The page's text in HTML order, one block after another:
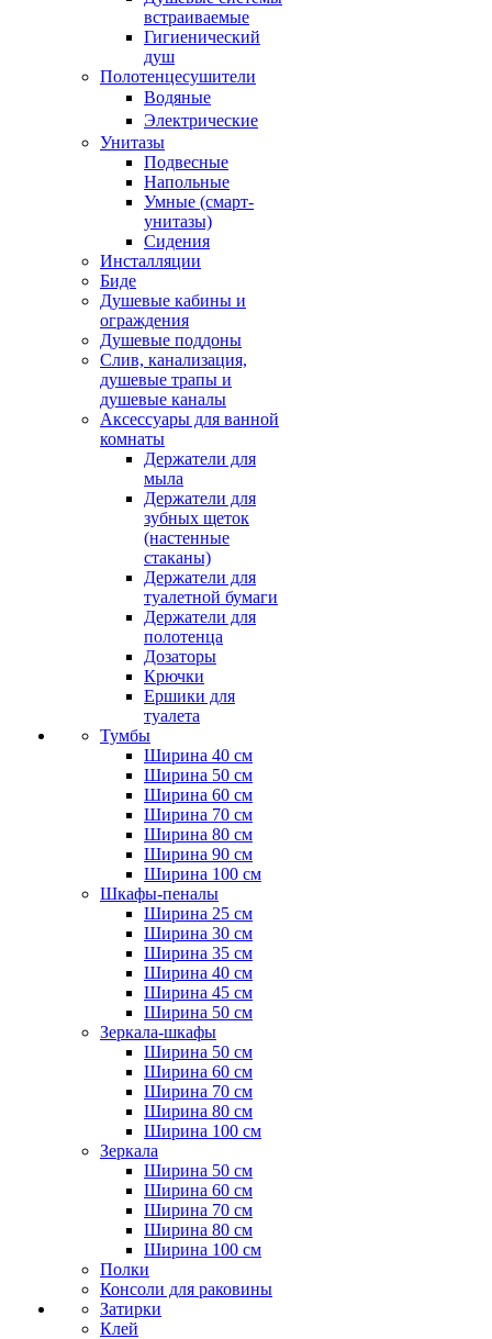
встраиваемые
Гигиенический
душ
Полотенцесушители
ㅤВодяные
ㅤЭлектрические
Унитазы
Подвесные
Напольные
Умные (смарт-
унитазы)
Сидения
Инсталляции
Биде
Душевые кабины и
ограждения
Душевые поддоны
Слив, канализация,
душевые трапы и
душевые каналы
Аксессуары для ванной
комнаты
Держатели для
мыла
Держатели для
зубных щеток
(настенные
стаканы)
Держатели для
туалетной бумаги
Держатели для
полотенца
Дозаторы
Крючки
Ершики для
туалета
Тумбы
Ширина 40 см
Ширина 50 см
Ширина 60 см
Ширина 70 см
Ширина 80 см
Ширина 90 см
Ширина 100 см
Шкафы-пеналы
Ширина 25 см
Ширина 30 см
Ширина 35 см
Ширина 40 см
Ширина 45 см
Ширина 50 см
Зеркала-шкафы
Ширина 50 см
Ширина 60 см
Ширина 70 см
Ширина 80 см
Ширина 100 см
Зеркала
Ширина 50 см
Ширина 60 см
Ширина 70 см
Ширина 80 см
Ширина 100 см
Полки
Консоли для раковины
Затирки
Клей